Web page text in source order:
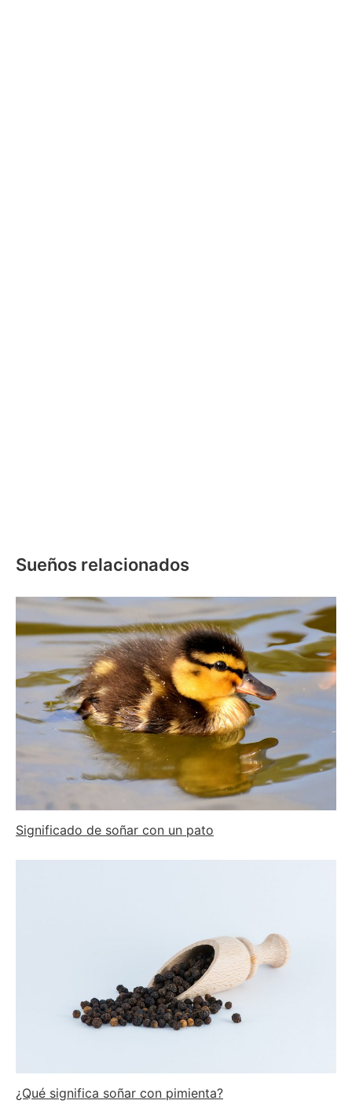
Sueños relacionados
Significado de soñar con un pato
¿Qué significa soñar con pimienta?